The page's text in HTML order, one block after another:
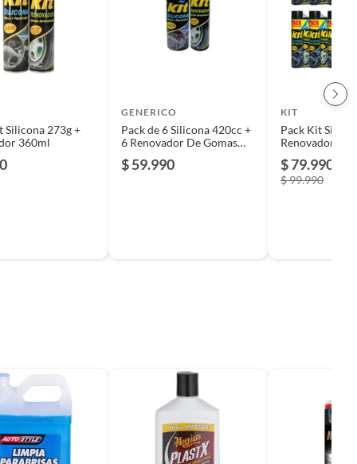
Silicona 273g +
360ml
GENERICO
Pack de 6 Silicona 420cc +
6 Renovador De Gomas
$ 59.990
KIT
Pack Kit
Renovador De
$ 79.990
$ 99.990